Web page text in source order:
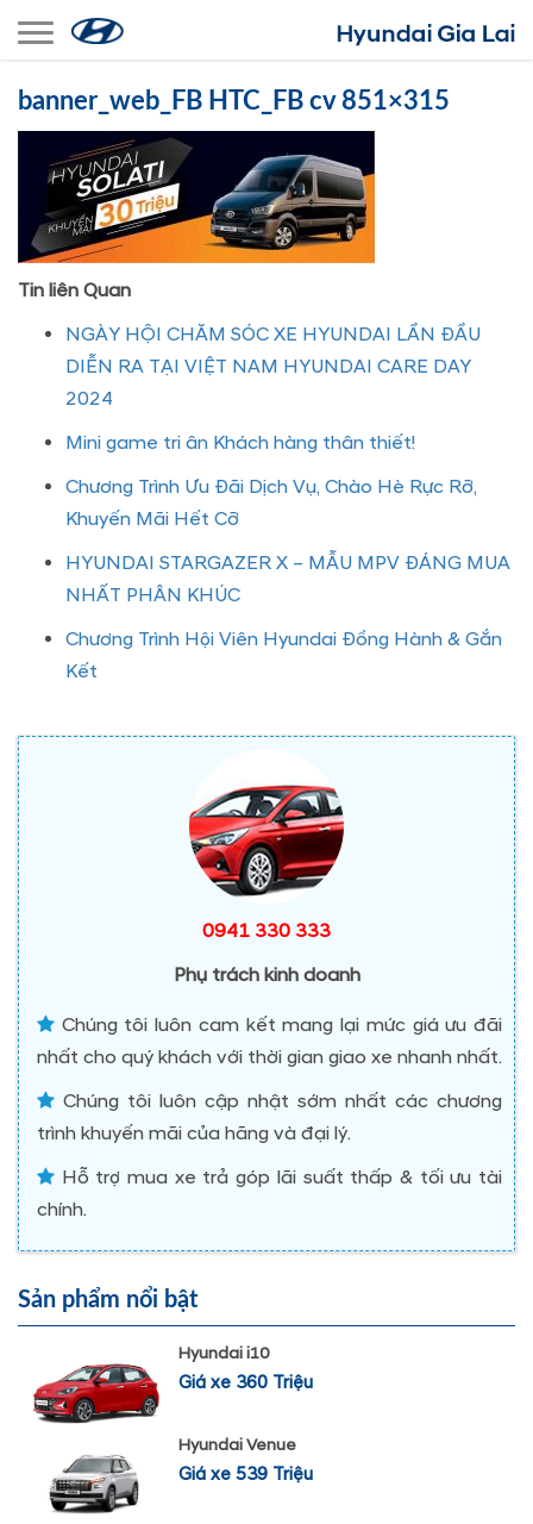
Toggle navigation
banner_web_FB HTC_FB cv 851×315
Tin liên Quan
NGÀY HỘI CHĂM SÓC XE HYUNDAI LẦN ĐẦU
DIỄN RA TẠI VIỆT NAM HYUNDAI CARE DAY
2024
Mini game tri ân Khách hàng thân thiết!
Chương Trình Ưu Đãi Dịch Vụ, Chào Hè Rực Rỡ,
Khuyến Mãi Hết Cỡ
HYUNDAI STARGAZER X – MẪU MPV ĐÁNG MUA
NHẤT PHÂN KHÚC
Chương Trình Hội Viên Hyundai Đồng Hành & Gắn
Kết
0941 330 333
Phụ trách kinh doanh
Chúng tôi luôn cam kết mang lại mức giá ưu đãi
nhất cho quý khách với thời gian giao xe nhanh nhất.
Chúng tôi luôn cập nhật sớm nhất các chương
trình khuyến mãi của hãng và đại lý.
Hỗ trợ mua xe trả góp lãi suất thấp & tối ưu tài
chính.
Sản phẩm nổi bật
Hyundai i10
Giá xe 360 Triệu
Hyundai Venue
Giá xe 539 Triệu